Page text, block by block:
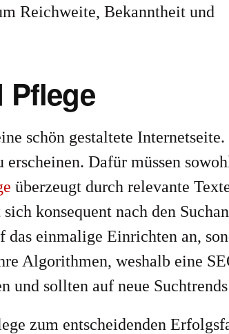
Reichweite, Bekanntheit und
Pflege
schön gestaltete
Dafür müssen
überzeugt durch relevante
konsequent nach den
einmalige Einrichten an,
Algorithmen, weshalb eine
und sollten auf neue
zum entscheidenden